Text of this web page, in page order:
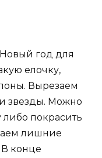
год для
елочку,
Вырезаем
звезды. Можно
либо покрасить
лишние
В конце